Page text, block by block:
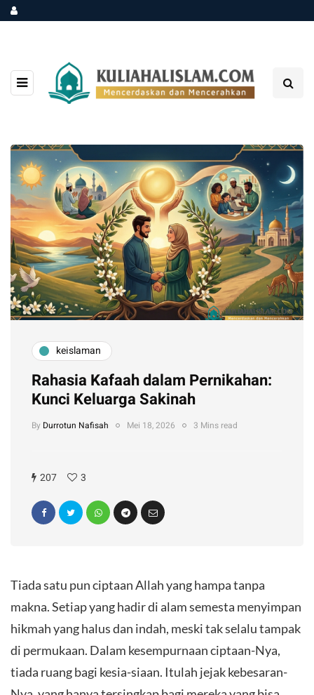
keislaman
Rahasia Kafaah dalam Pernikahan:
Kunci Keluarga Sakinah
By Durrotun Nafisah Mei 18, 2026 3 Mins read
207 3
Tiada satu pun ciptaan Allah yang hampa tanpa
makna. Setiap yang hadir di alam semesta menyimpan
hikmah yang halus dan indah, meski tak selalu tampak
di permukaan. Dalam kesempurnaan ciptaan-Nya,
tiada ruang bagi kesia-siaan. Itulah jejak kebesaran-